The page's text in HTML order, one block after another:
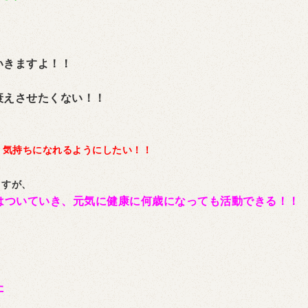
ますよ！！
させたくない！！
持ちになれるようにしたい！！
が、
ついていき、元気に健康に何歳になっても活動できる！！